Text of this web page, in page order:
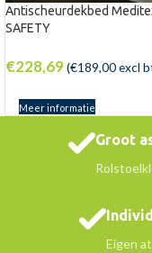
Antischeurdekbed
SAFETY
€228,69(€189,00excl
Meer informatie
Groot
Eigen